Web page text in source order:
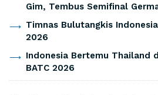
Gim, Tembus Semifinal
Timnas Bulutangkis
2026
Indonesia Bertemu Thailand
BATC 2026